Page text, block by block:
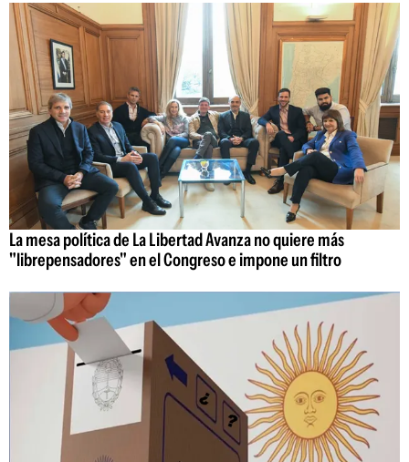
La mesa política de La Libertad Avanza no quiere más
"librepensadores" en el Congreso e impone un filtro